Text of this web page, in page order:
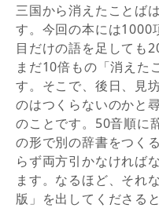
三国から消えたことば
す。今回の本には1000
目だけの語を足しても
まだ10倍もの「消えた
す。そこで、後日、見
のはつくらないのかと
のことです。50音順に
の形で別の辞書をつく
らず両方引かなければ
ます。なるほど、それ
版」を出してくださる